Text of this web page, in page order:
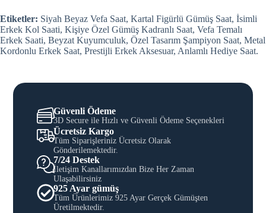
Etiketler: Siyah Beyaz Vefa Saat, Kartal Figürlü Gümüş Saat, İsimli
Erkek Kol Saati, Kişiye Özel Gümüş Kadranlı Saat, Vefa Temalı
Erkek Saati, Beyzat Kuyumculuk, Özel Tasarım Şampiyon Saat, Metal
Kordonlu Erkek Saat, Prestijli Erkek Aksesuar, Anlamlı Hediye Saat.
Güvenli Ödeme
3D Secure ile Hızlı ve Güvenli Ödeme Seçenekleri
Ücretsiz Kargo
Tüm Siparişleriniz Ücretsiz Olarak
Gönderilemektedir.
7/24 Destek
İletişim Kanallarımızdan Bize Her Zaman
Ulaşabilirsiniz
925 Ayar gümüş
Tüm Ürünlerimiz 925 Ayar Gerçek Gümüşten
Üretilmektedir.